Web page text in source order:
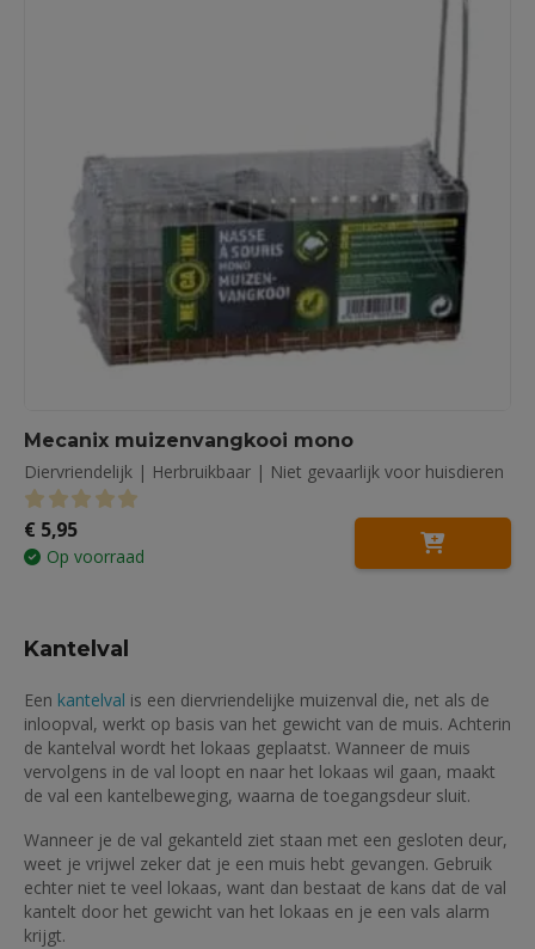
Mecanix muizenvangkooi mono
Diervriendelijk | Herbruikbaar | Niet gevaarlijk voor huisdieren
0 out of 5
€ 5,95
Op voorraad
Kantelval
Een kantelval is een diervriendelijke muizenval die, net als de
inloopval, werkt op basis van het gewicht van de muis. Achterin
de kantelval wordt het lokaas geplaatst. Wanneer de muis
vervolgens in de val loopt en naar het lokaas wil gaan, maakt
de val een kantelbeweging, waarna de toegangsdeur sluit.
Wanneer je de val gekanteld ziet staan met een gesloten deur,
weet je vrijwel zeker dat je een muis hebt gevangen. Gebruik
echter niet te veel lokaas, want dan bestaat de kans dat de val
kantelt door het gewicht van het lokaas en je een vals alarm
krijgt.